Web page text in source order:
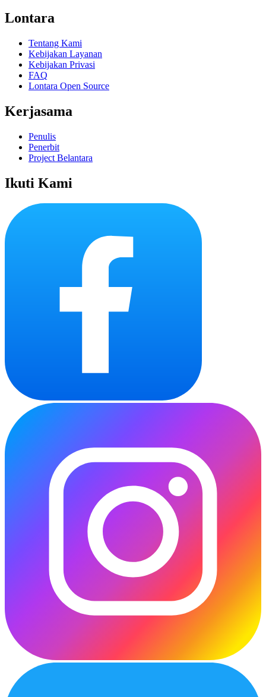
Lontara
Tentang Kami
Kebijakan Layanan
Kebijakan Privasi
FAQ
Lontara Open Source
Kerjasama
Penulis
Penerbit
Project Belantara
Ikuti Kami